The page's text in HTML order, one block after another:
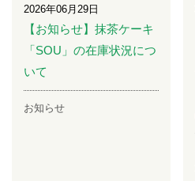
2026年06月29日
【お知らせ】抹茶ケーキ
「SOU」の在庫状況につ
いて
お知らせ